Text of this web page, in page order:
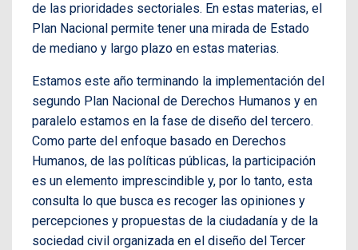
de las prioridades sectoriales. En estas materias, el
Plan Nacional permite tener una mirada de Estado
de mediano y largo plazo en estas materias.
Estamos este año terminando la implementación del
segundo Plan Nacional de Derechos Humanos y en
paralelo estamos en la fase de diseño del tercero.
Como parte del enfoque basado en Derechos
Humanos, de las políticas públicas, la participación
es un elemento imprescindible y, por lo tanto, esta
consulta lo que busca es recoger las opiniones y
percepciones y propuestas de la ciudadanía y de la
sociedad civil organizada en el diseño del Tercer